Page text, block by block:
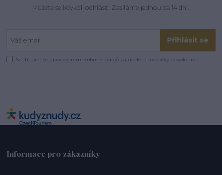
Můžete se kdykoli odhlásit. Zasíláme jednou za 14 dní.
Přihlásit se
Souhlasím se zpracováním osobních údajů za účelem rozesílky newsletteru.
Informace pro zákazníky